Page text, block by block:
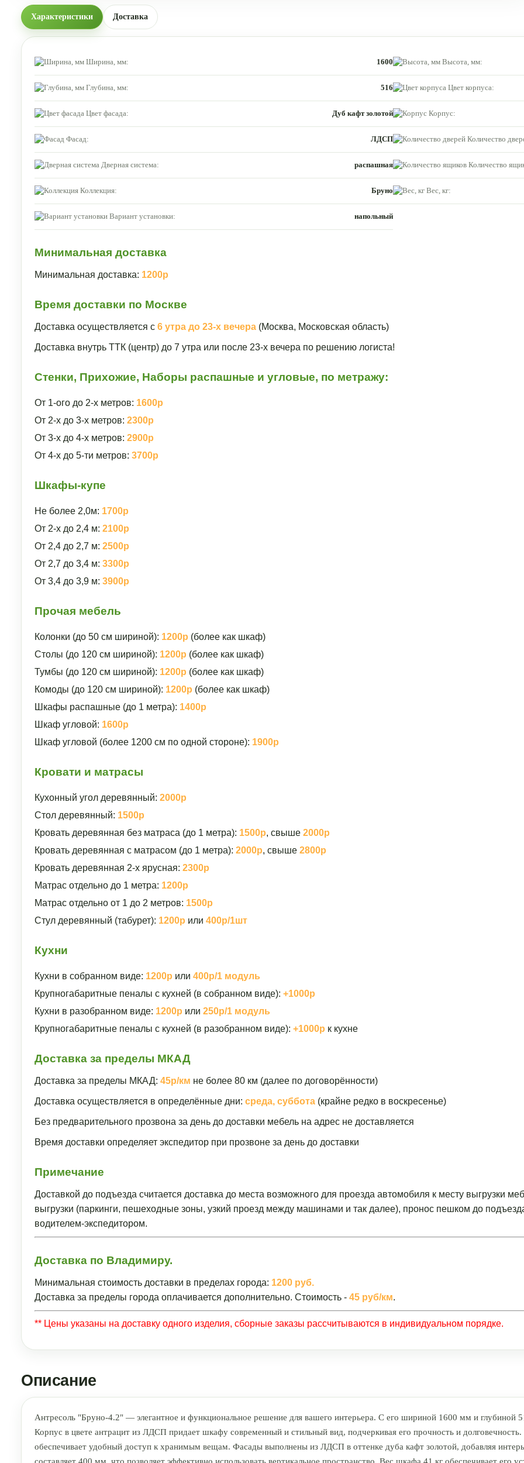
Характеристики Доставка
Ширина, мм: 1600 Высота, мм:
Глубина, мм: 516 Цвет корпуса:
Цвет фасада: Дуб кафт золотой Корпус:
Фасад: ЛДСП Количество
Дверная система: распашная Количество
Коллекция: Бруно Вес, кг:
Вариант установки: напольный
Минимальная доставка
Минимальная доставка: 1200р
Время доставки по Москве
Доставка осуществляется с 6 утра до 23-х вечера (Москва, Московская область)
Доставка внутрь ТТК (центр) до 7 утра или после 23-х вечера по решению логиста!
Стенки, Прихожие, Наборы распашные и угловые, по метражу:
От 1-ого до 2-х метров: 1600р
От 2-х до 3-х метров: 2300р
От 3-х до 4-х метров: 2900р
От 4-х до 5-ти метров: 3700р
Шкафы-купе
Не более 2,0м: 1700р
От 2-х до 2,4 м: 2100р
От 2,4 до 2,7 м: 2500р
От 2,7 до 3,4 м: 3300р
От 3,4 до 3,9 м: 3900р
Прочая мебель
Колонки (до 50 см шириной): 1200р (более как шкаф)
Столы (до 120 см шириной): 1200р (более как шкаф)
Тумбы (до 120 см шириной): 1200р (более как шкаф)
Комоды (до 120 см шириной): 1200р (более как шкаф)
Шкафы распашные (до 1 метра): 1400р
Шкаф угловой: 1600р
Шкаф угловой (более 1200 см по одной стороне): 1900р
Кровати и матрасы
Кухонный угол деревянный: 2000р
Стол деревянный: 1500р
Кровать деревянная без матраса (до 1 метра): 1500р, свыше 2000р
Кровать деревянная с матрасом (до 1 метра): 2000р, свыше 2800р
Кровать деревянная 2-х ярусная: 2300р
Матрас отдельно до 1 метра: 1200р
Матрас отдельно от 1 до 2 метров: 1500р
Стул деревянный (табурет): 1200р или 400р/1шт
Кухни
Кухни в собранном виде: 1200р или 400р/1 модуль
Крупногабаритные пеналы с кухней (в собранном виде): +1000р
Кухни в разобранном виде: 1200р или 250р/1 модуль
Крупногабаритные пеналы с кухней (в разобранном виде): +1000р к кухне
Доставка за пределы МКАД
Доставка за пределы МКАД: 45р/км не более 80 км (далее по договорённости)
Доставка осуществляется в определённые дни: среда, суббота (крайне редко в воскресенье)
Без предварительного прозвона за день до доставки мебель на адрес не доставляется
Время доставки определяет экспедитор при прозвоне за день до доставки
Примечание
Доставкой до подъезда считается доставка до места возможного для проезда автомобиля к месту выгрузки
выгрузки (паркинги, пешеходные зоны, узкий проезд между машинами и так далее), пронос пешком до
водителем-экспедитором.
Доставка по Владимиру.
Минимальная стоимость доставки в пределах города: 1200 руб.
Доставка за пределы города оплачивается дополнительно. Стоимость - 45 руб/км.
** Цены указаны на доставку одного изделия, сборные заказы рассчитываются в индивидуальном порядке.
Описание
Антресоль "Бруно-4.2" — элегантное и функциональное решение для вашего интерьера. С его шириной 1600 мм и
Корпус в цвете антрацит из ЛДСП придает шкафу современный и стильный вид, подчеркивая его прочность и
обеспечивает удобный доступ к хранимым вещам. Фасады выполнены из ЛДСП в оттенке дуба кафт золотой, добавляя
составляет 400 мм, что позволяет эффективно использовать вертикальное пространство. Вес шкафа 41 кг обеспечивает его